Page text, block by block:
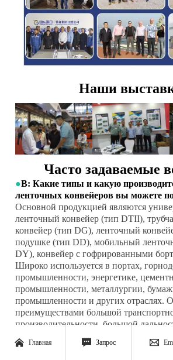
Наши
Часто задаваемые
●В: Какие типы и какую
ленточных конвейеров вы можете
Основной продукцией являются
ленточный конвейер (тип DTII),
конвейер (тип DG), ленточный
подушке (тип DD), мобильный
DY), конвейер с гофрированными
Широко используется в портах,
промышленности, энергетике,
промышленности, металлургии,
промышленности и других отраслях.
преимуществами большой
производительности, большой
транспортировки и высокой
конвейерная продукция
 Главная  Запрос 